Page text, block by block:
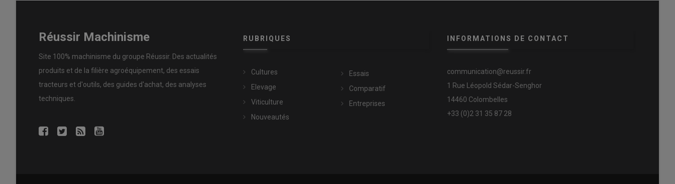
Réussir Machinisme
Site 100% machinisme du groupe Réussir. Des actualités
produits et de la filière agroéquipement, des essais
tracteurs et d'outils, des guides d'achat, des analyses
techniques.
RUBRIQUES
Cultures
Elevage
Viticulture
Nouveautés
Essais
Comparatif
Entreprises
INFORMATIONS DE CONTACT
communication@reussir.fr
1 Rue Léopold Sédar-Senghor
14460 Colombelles
+33 (0)2 31 35 87 28